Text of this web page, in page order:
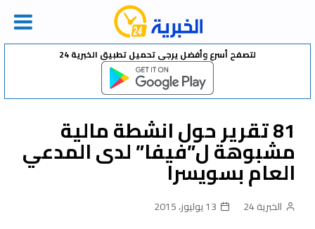
Skip
لتصفح أسرع وأفضل يرجى تحميل تطبيق الخبرية 24
81 تقرير حول انشطة مالية
مشبوهة ل”فيفا” لدى المدعي
العام بسويسرا
الخبرية 24 13 يوليوز، 2015